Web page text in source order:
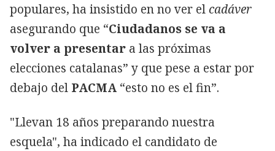
populares, ha insistido en no ver elcadáver
asegurando que “Ciudadanos se va a
volver a presentar a las próximas
elecciones catalanas” y que pese a estar por
debajo del PACMA “esto no es el fin”.
"Llevan 18 años preparando nuestra
esquela", ha indicado el candidato de